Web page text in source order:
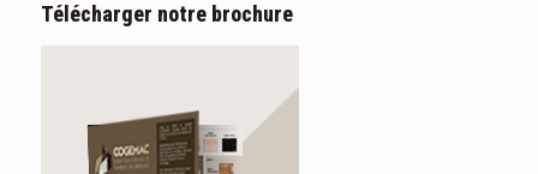
Télécharger notre brochure